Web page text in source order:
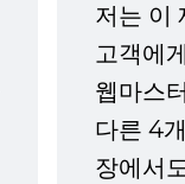
저는 이
고객에
웹마스
다른 4
장에서